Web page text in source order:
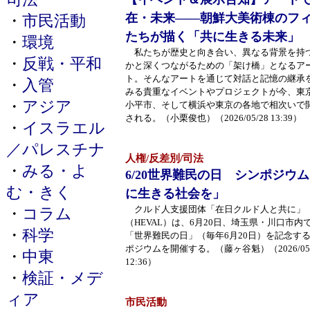
・ 市民活動
・ 環境
・ 反戦・平和
・ 入管
・ アジア
・ イスラエル
／パレスチナ
・ みる・よ
む・きく
・ コラム
・ 科学
・ 中東
・ 検証・メデ
ィア
在・未来――朝鮮大美術棟のフ
たちが描く「共に生きる未来」
私たちが歴史と向き合い、異なる背景を持
かと深くつながるための「架け橋」となるア
ト。そんなアートを通じて対話と記憶の継承
みる貴重なイベントやプロジェクトが今、東
小平市、そして横浜や東京の各地で相次いで
される。（小栗俊也）（2026/05/28 13:39）
人権/反差別/司法
6/20世界難民の日 シンポジウ
に生きる社会を」
クルド人支援団体「在日クルド人と共に」
（HEVAL）は、6月20日、埼玉県・川口市内
「世界難民の日」（毎年6月20日）を記念す
ポジウムを開催する。（藤ヶ谷魁）（2026/
12:36）
市民活動